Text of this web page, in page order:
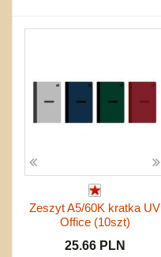
Zeszyt A5/60K kratka UV
Office (10szt)
25.66 PLN